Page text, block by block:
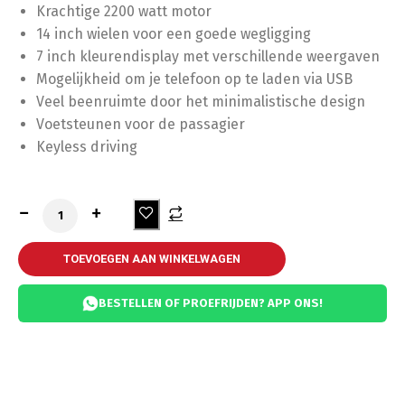
Krachtige 2200 watt motor
14 inch wielen voor een goede wegligging
7 inch kleurendisplay met verschillende weergaven
Mogelijkheid om je telefoon op te laden via USB
Veel beenruimte door het minimalistische design
Voetsteunen voor de passagier
Keyless driving
TOEVOEGEN AAN WINKELWAGEN
BESTELLEN OF PROEFRIJDEN? APP ONS!